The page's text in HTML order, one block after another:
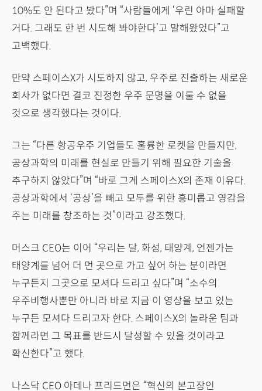
10%도 안 된다고 봤다”며 “사람들에게 ‘우린 아마 실패할
거다. 그래도 한 번 시도해 봐야한다’고 말해왔었다”고
고백했다.
만약 스페이스X가 시도하지 않고, 우주로 진출하는 새로운
회사가 없다면 결코 진정한 우주 문명을 이룰 수 없을
것으로 생각했다는 것이다.
그는 “다른 항공우주 기업들도 훌륭한 로켓을 만들지만,
공상과학의 미래를 현실로 만들기 위해 필요한 기술을
추구하지 않았다”며 “바로 그게 스페이스X의 존재 이유다.
공상과학에서 ‘공상’을 빼고 모두를 위한 흥미롭고 영감을
주는 미래를 창조하는 것”이라고 강조했다.
머스크 CEO는 이어 “우리는 달, 화성, 태양계, 언젠가는
태양계를 넘어 더 먼 곳으로 가고 싶어 하는 분이라면
누구든지 그곳으로 모셔다 드리고 싶다”며 “소수의
우주비행사뿐만 아니라 바로 지금 이 영상을 보고 있는
누구든 모셔다 드리고자 한다. 스페이스X의 놀라운 팀과
함께라면 그 목표를 반드시 달성할 수 있을 것이라고
확신한다”고 했다.
나스닥 CEO 아데나 프리드먼은 “혁신의 본고장인